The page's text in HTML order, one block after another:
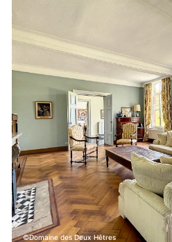
Domaine des Deux Hêtres